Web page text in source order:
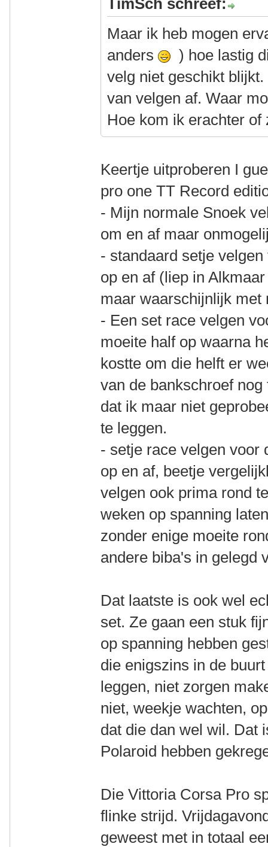
TimSch schreef:
Maar ik heb mogen
anders
) hoe lastig
velg niet geschikt
van velgen af. Waar
Hoe kom ik erachter
Keertje uitproberen I
pro one TT Record
- Mijn normale Snoek
om en af maar
- standaard setje
op en af (liep in
maar waarschijnlijk
- Een set race velgen
moeite half op waarna
kostte om die helft er
van de bankschroef
dat ik maar niet
te leggen.
- setje race velgen voor
op en af, beetje
velgen ook prima rond
weken op spanning
zonder enige moeite
andere biba's in gelegd
Dat laatste is ook wel
set. Ze gaan een stuk
op spanning hebben
die enigszins in de
leggen, niet zorgen
niet, weekje wachten,
dat die dan wel wil. Dat
Polaroid hebben
Die Vittoria Corsa Pro
flinke strijd.
geweest met in totaal